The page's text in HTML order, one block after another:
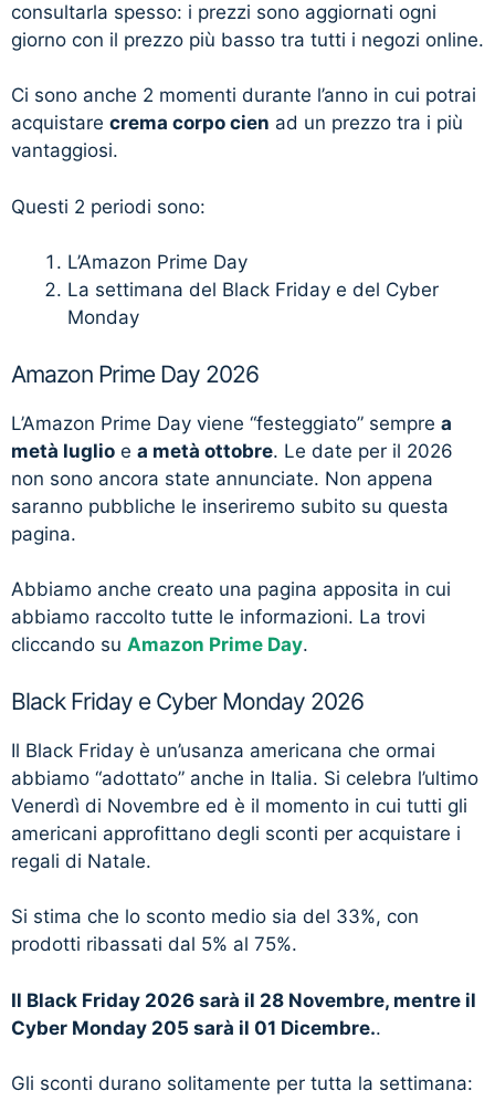
consultarla spesso: i prezzi sono aggiornati ogni
giorno con il prezzo più basso tra tutti i negozi online.
Ci sono anche 2 momenti durante l’anno in cui potrai
acquistare crema corpo cien ad un prezzo tra i più
vantaggiosi.
Questi 2 periodi sono:
L’Amazon Prime Day
La settimana del Black Friday e del Cyber
Monday
Amazon Prime Day 2026
L’Amazon Prime Day viene “festeggiato” sempre a
metà luglio e a metà ottobre. Le date per il 2026
non sono ancora state annunciate. Non appena
saranno pubbliche le inseriremo subito su questa
pagina.
Abbiamo anche creato una pagina apposita in cui
abbiamo raccolto tutte le informazioni. La trovi
cliccando su Amazon Prime Day.
Black Friday e Cyber Monday 2026
Il Black Friday è un’usanza americana che ormai
abbiamo “adottato” anche in Italia. Si celebra l’ultimo
Venerdì di Novembre ed è il momento in cui tutti gli
americani approfittano degli sconti per acquistare i
regali di Natale.
Si stima che lo sconto medio sia del 33%, con
prodotti ribassati dal 5% al 75%.
Il Black Friday 2026 sarà il 28 Novembre, mentre il
Cyber Monday 205 sarà il 01 Dicembre..
Gli sconti durano solitamente per tutta la settimana: